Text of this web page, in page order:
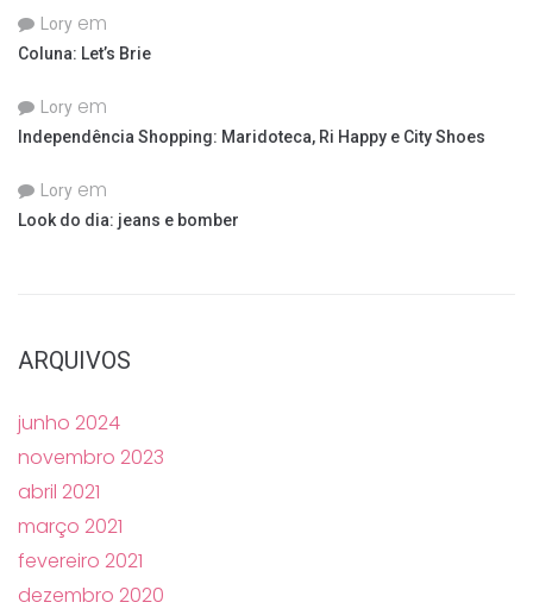
Lory em
Coluna: Let’s Brie
Lory em
Independência Shopping: Maridoteca, Ri Happy e City Shoes
Lory em
Look do dia: jeans e bomber
ARQUIVOS
junho 2024
novembro 2023
abril 2021
março 2021
fevereiro 2021
dezembro 2020